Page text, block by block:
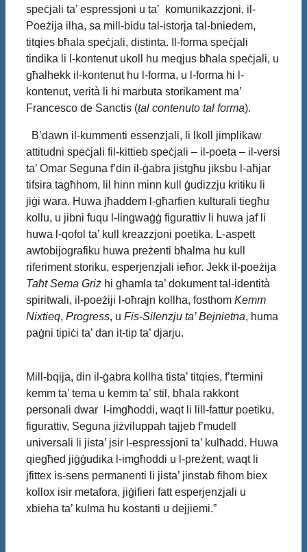
speċjali ta’ espressjoni u ta’ komunikazzjoni, il-
Poeżija ilha, sa mill-bidu tal-istorja tal-bniedem,
titqies bħala speċjali, distinta. Il-forma speċjali
tindika li l-kontenut ukoll hu meqjus bħala speċjali, u
għalhekk il-kontenut hu l-forma, u l-forma hi l-
kontenut, verità li hi marbuta storikament ma’
Francesco de Sanctis (tal contenuto tal forma).
B’dawn il-kummenti essenzjali, li lkoll jimplikaw
attitudni speċjali fil-kittieb speċjali – il-poeta – il-versi
ta’ Omar Seguna f’din il-ġabra jistgħu jiksbu l-aħjar
tifsira tagħhom, lil hinn minn kull ġudizzju kritiku li
jiġi wara. Huwa jħaddem l-għarfien kulturali tiegħu
kollu, u jibni fuqu l-lingwaġġ figurattiv li huwa jaf li
huwa l-qofol ta’ kull kreazzjoni poetika. L-aspett
awtobijografiku huwa preżenti bħalma hu kull
riferiment storiku, esperjenzjali ieħor. Jekk il-poeżija
Taħt Sema Griż hi għamla ta’ dokument tal-identità
spiritwali, il-poeżiji l-oħrajn kollha, fosthom Kemm
Nixtieq, Progress, u Fis-Silenzju ta’ Bejnietna, huma
paġni tipiċi ta’ dan it-tip ta’ djarju.
Mill-bqija, din il-ġabra kollha tista’ titqies, f’termini
kemm ta’ tema u kemm ta’ stil, bħala rakkont
personali dwar l-imgħoddi, waqt li lill-fattur poetiku,
figurattiv, Seguna jiżviluppah tajjeb f’mudell
universali li jista’ jsir l-espressjoni ta’ kulħadd. Huwa
qiegħed jiġġudika l-imgħoddi u l-preżent, waqt li
jfittex is-sens permanenti li jista’ jinstab fihom biex
kollox isir metafora, jiġifieri fatt esperjenzjali u
xbieha ta’ kulma hu kostanti u dejjiemi.”